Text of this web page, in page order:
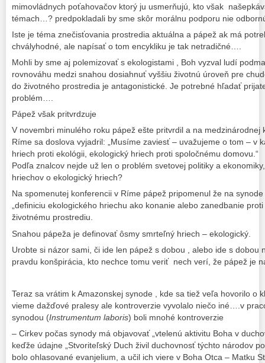
mimovládnych poťahovačov ktorý ju usmerňujú, kto však
témach…? predpokladali by sme skôr morálnu podporu nie
Iste je téma znečisťovania prostredia aktuálna a pápež ak má
chvályhodné, ale napísať o tom encykliku je tak netradičné….
Mohli by sme aj polemizovať s ekologistami , Boh vyzval ludí
rovnováhu medzi snahou dosiahnuť vyššiu životnú úroveň pre
do životného prostredia je antagonistické. Je potrebné hľadať
problém….
Pápež však pritvrdzuje
V novembri minulého roku pápež ešte pritvrdil a na medzinárodnej
Ríme sa doslova vyjadril: „Musíme zaviesť – uvažujeme o tom – v
hriech proti ekológii, ekologický hriech proti spoločnému domovu.“
Podľa znalcov nejde už len o problém svetovej politiky a
hriechov o ekologický hriech?
Na spomenutej konferencii v Ríme pápež pripomenul že na
„definiciu ekologického hriechu ako konanie alebo zanedbanie
životnému prostrediu.
Snahou pápeža je definovať ôsmy smrteľný hriech – ekologický.
Urobte si názor sami, či ide len pápež s dobou , alebo ide s dobou
pravdu konšpirácia, kto nechce tomu veriť nech verí, že pápež je
Teraz sa vrátim k Amazonskej synode , kde sa tiež veľa hovorilo o
vieme dažďové pralesy ale kontroverzie vyvolalo niečo iné….v
synodou (Instrumentum laboris) boli mnohé kontroverzie
– Cirkev počas synody má objavovať „vtelenú aktivitu Boha v
keďže údajne „Stvoriteľský Duch živil duchovnosť týchto národov
bolo ohlasované evanjelium, a učil ich viere v Boha Otca – Matku